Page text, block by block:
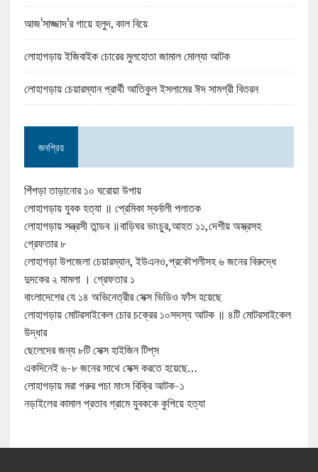
আজ‘সাজ্জাদ’র গায়ে হলুদ, কাল বিয়ে
লোহাগড়ায় ইজিবাইক চোরের মুলহোতা জামাল মোল্যা আটক
লোহাগড়ায় চেয়ারম্যান প্রার্থী আতিকুল ইসলামের ঈদ সামগ্রী বিতরন
জনপ্রিয়
পিঁপড়া তাড়ানোর ১০ ঘরোয়া উপায়
লোহাগড়ায় যুবক হত্যা ॥ প্রেমিকা স্বর্নালী পলাতক
লোহাগড়ায় সন্ত্রসী তান্ডব ॥বাড়িঘর ভাংচুর,আহত ১১,দেশীয় অস্ত্রসহ
গ্রেফতার ৮
লোহাগড়া উপজেলা চেয়ারম্যান, ইউএনও,প্রকৌশলীসহ ৬ জনের বিরুদ্ধে
দুদকের ২ মামলা । গ্রেফতার ১
বাংলাদেশের যে ১৪ অভিনেত্রীর সেক্স ভিডিও ফাঁস হয়েছে
লোহাগড়ায় মোটরসাইকেল চোর চক্রের ১০সদস্য আটক ॥ ৪টি মোটরসাইকেল
উদ্ধার
ছেলেদের জন্য ৮টি সেক্স হাইজিন টিপ্‌স
একদিনেই ৬-৮ জনের সাথে সেক্স করতে হয়েছে…
লোহাগড়ায় মরা গরুর পচা মাংস বিক্রি আটক-১
নড়াইলের কামাল প্রতাব গ্রামে যুবককে কুপিয়ে হত্যা